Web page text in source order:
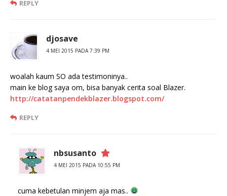
REPLY
djosave
4 MEI 2015 PADA 7:39 PM
woalah kaum SO ada testimoninya..
main ke blog saya om, bisa banyak cerita soal Blazer.
http://catatanpendekblazer.blogspot.com/
REPLY
nbsusanto
4 MEI 2015 PADA 10:55 PM
cuma kebetulan minjem aja mas..